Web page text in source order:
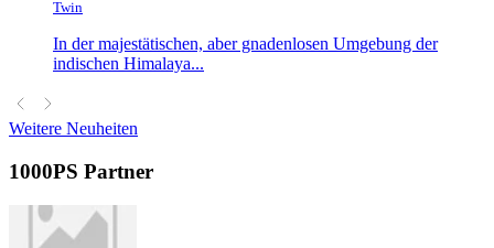
Twin
In der majestätischen, aber gnadenlosen Umgebung der
indischen Himalaya...
Weitere Neuheiten
1000PS Partner